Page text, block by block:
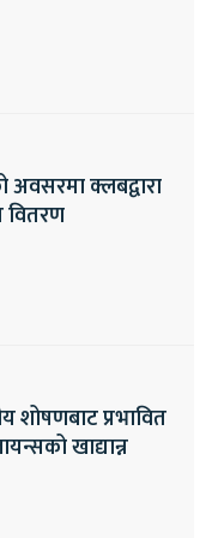
अवसरमा क्लबद्वारा
वितरण
शोषणबाट प्रभावित
खाद्यान्न